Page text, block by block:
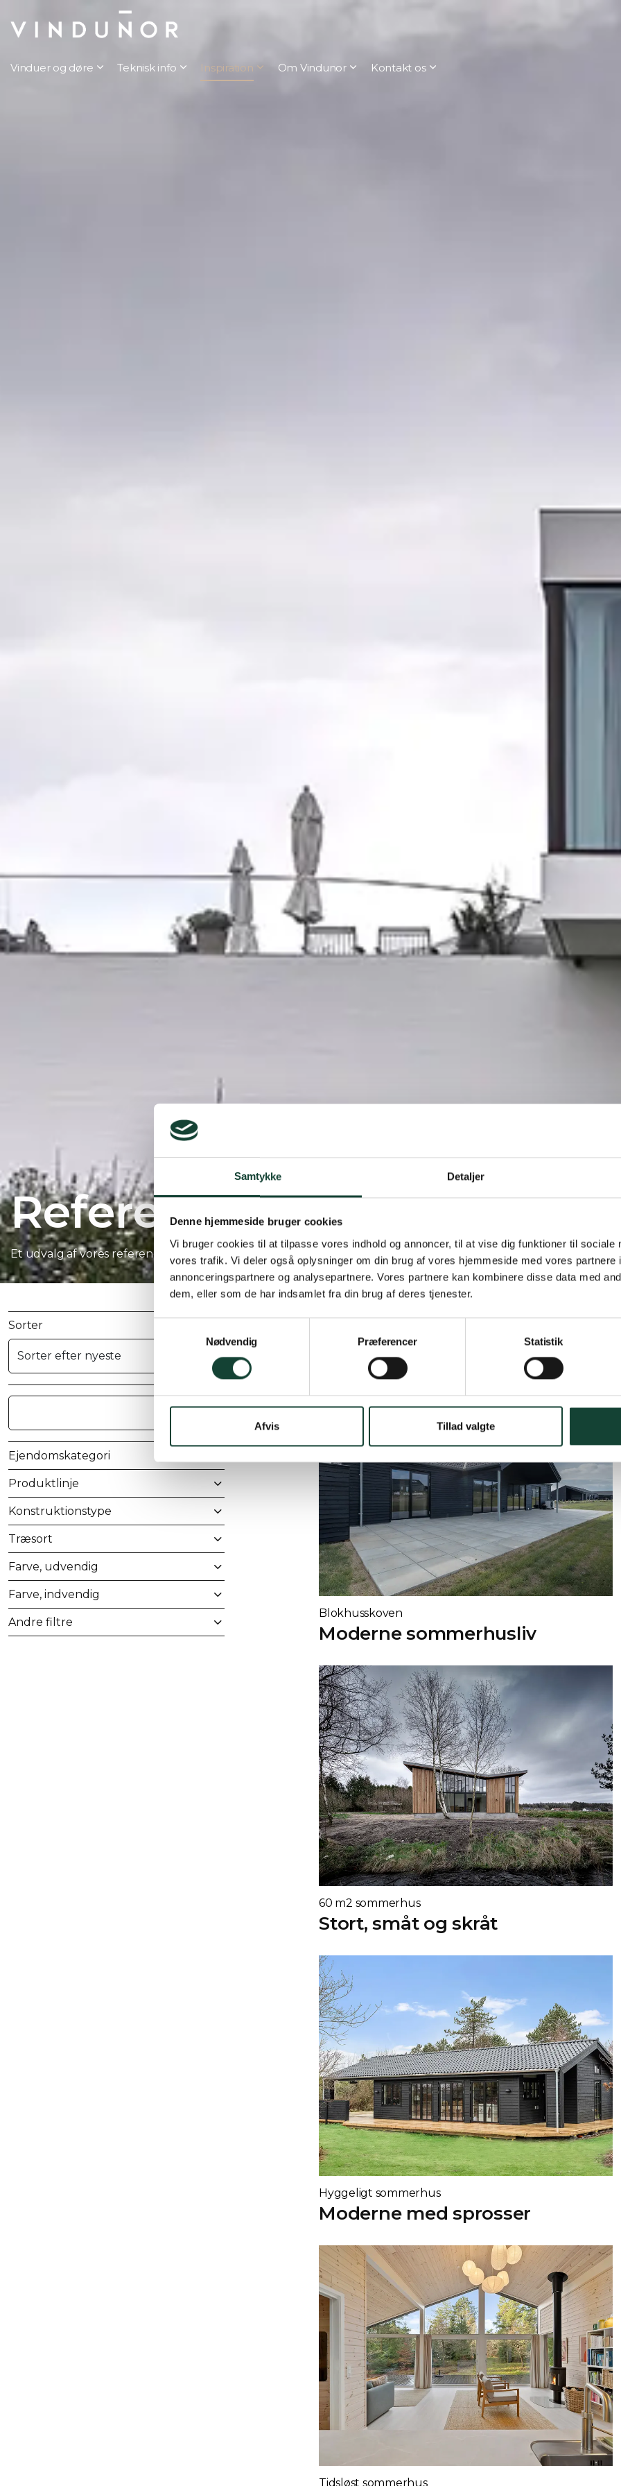
Samtykke Detaljer
Denne hjemmeside bruger cookies
Vi bruger cookies til at tilpasse vores indhold og annoncer, til at vise dig funktioner til sociale
vores trafik. Vi deler også oplysninger om din brug af vores hjemmeside med vores partnere
annonceringspartnere og analysepartnere. Vores partnere kan kombinere disse data med
dem, eller som de har indsamlet fra din brug af deres tjenester.
Nødvendig
Præferencer Statistik
Afvis Tillad valgte
Vinduer og døre Teknisk info Inspiration Om Vindunor Kontakt os
Referencer
Et udvalg af vores referencer. Filtre, søg eller lad dig blot inspirere.
11 Resultater
Blokhusskoven
Moderne sommerhusliv
60 m2 sommerhus
Stort, småt og skråt
Hyggeligt sommerhus
Moderne med sprosser
Tidsløst sommerhus
Sorter
Ejendomskategori
Produktlinje
Konstruktionstype
Træsort
Farve, udvendig
Farve, indvendig
Andre filtre